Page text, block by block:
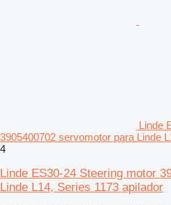
Linde
3905400702 servomotor para Linde
4
Linde ES30-24 Steering motor
Linde L14, Series 1173 apilador